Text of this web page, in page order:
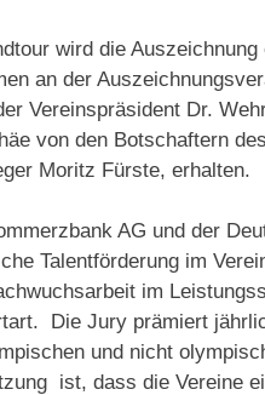
wird die
an der
Vereinspräsident Dr.
von den Botschaftern
Moritz Fürste, erhalten.
AG und der
Talentförderung im
im
Die Jury prämiert
und nicht
ist, dass die Vereine